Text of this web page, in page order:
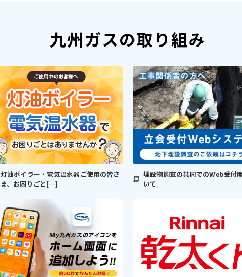
九州ガスの取り組み
灯油ボイラー・電気温水器ご使用の皆さ
ま、お困りごと[…]
埋設物調査の共同でのWeb受付
いて